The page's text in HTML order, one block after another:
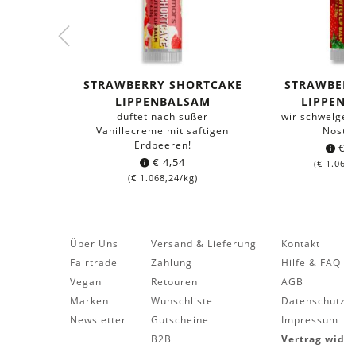
STRAWBERRY SHORTCAKE
LIPPENBALSAM
duftet nach süßer
Vanillecreme mit saftigen
Erdbeeren!
€ 4,54
(€ 1.068,24/kg)
wir
€
(€
Über Uns
Fairtrade
Vegan
Marken
Newsletter
Versand & Lieferung
Zahlung
Retouren
Wunschliste
Gutscheine
B2B
Kontakt
Hilfe & FAQ
AGB
Datenschutz
Impressum
Vertrag